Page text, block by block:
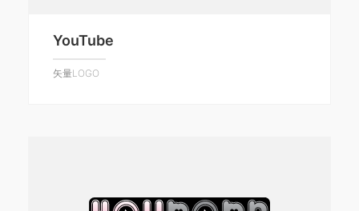
YouTube
矢量LOGO